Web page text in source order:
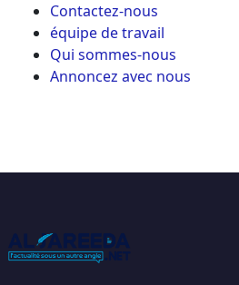
Contactez-nous
équipe de travail
Qui sommes-nous
Annoncez avec nous